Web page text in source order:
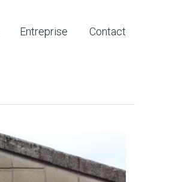
Entreprise Contact